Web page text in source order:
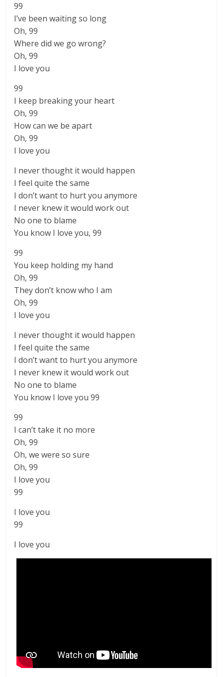
99
I’ve been waiting so long
Oh, 99
Where did we go wrong?
Oh, 99
I love you
99
I keep breaking your heart
Oh, 99
How can we be apart
Oh, 99
I love you
I never thought it would happen
I feel quite the same
I don’t want to hurt you anymore
I never knew it would work out
No one to blame
You know I love you, 99
99
You keep holding my hand
Oh, 99
They don’t know who I am
Oh, 99
I love you
I never thought it would happen
I feel quite the same
I don’t want to hurt you anymore
I never knew it would work out
No one to blame
You know I love you 99
99
I can’t take it no more
Oh, 99
Oh, we were so sure
Oh, 99
I love you
99
I love you
99
I love you